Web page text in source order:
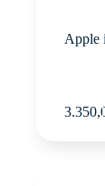
Apple